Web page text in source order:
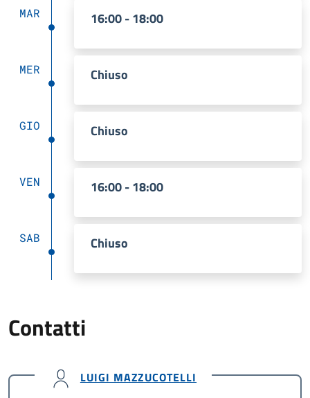
MAR 16:00 - 18:00
MER Chiuso
GIO Chiuso
VEN 16:00 - 18:00
SAB Chiuso
Contatti
LUIGI MAZZUCOTELLI